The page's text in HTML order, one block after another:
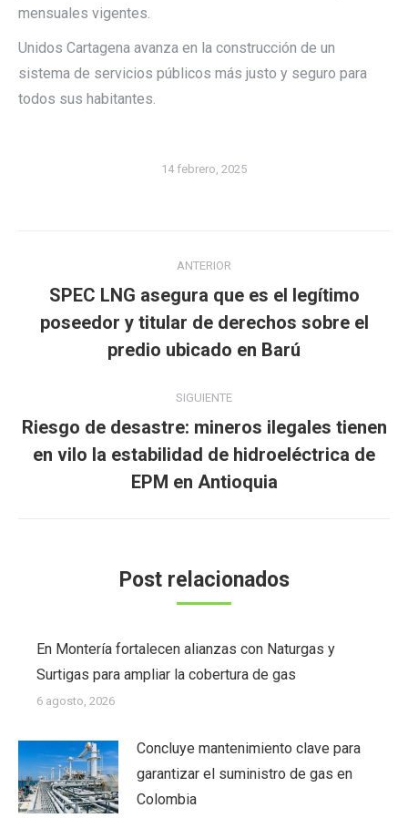
mensuales vigentes.
Unidos Cartagena avanza en la construcción de un
sistema de servicios públicos más justo y seguro para
todos sus habitantes.
14 febrero, 2025
entre
publicaciones
ANTERIOR
Publicación
anterior:
SPEC LNG asegura que es el legítimo
poseedor y titular de derechos sobre el
predio ubicado en Barú
SIGUIENTE
Publicación
siguiente:
Riesgo de desastre: mineros ilegales tienen
en vilo la estabilidad de hidroeléctrica de
EPM en Antioquia
Post relacionados
En Montería fortalecen alianzas con Naturgas y
Surtigas para ampliar la cobertura de gas
6 agosto, 2026
Concluye mantenimiento clave para
garantizar el suministro de gas en
Colombia